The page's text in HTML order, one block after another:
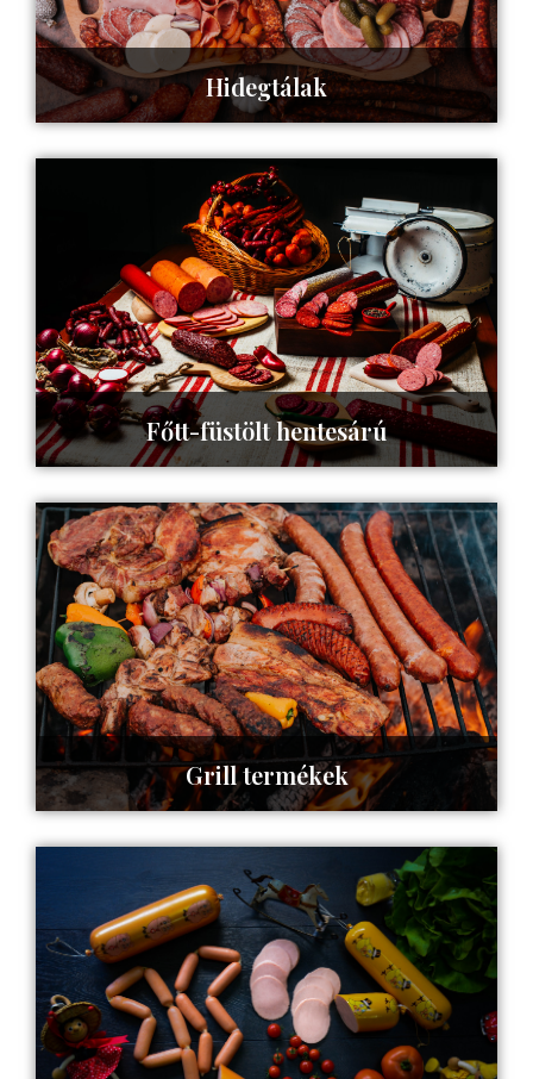
Hidegtálak
Főtt-füstölt hentesárú
Grill termékek